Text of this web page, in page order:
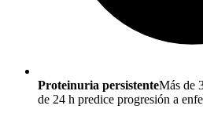
Proteinuria persistenteMás de
de 24 h predice progresión a